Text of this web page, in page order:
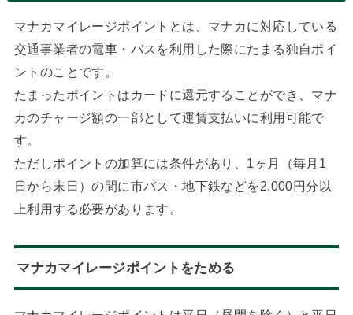
マナカマイレージポイントとは、マナカに対応している
交通事業者の電車・バスを利用した際にたまる独自ポイ
ントのことです。
たまったポイントはカードに還元することができ、マナ
カのチャージ額の一部として運賃支払いに利用可能で
す。
ただしポイントの加算には条件があり、1ヶ月（毎月1
日から末日）の間に市バス・地下鉄などを2,000円分以
上利用する必要があります。
マナカマイレージポイントをためる